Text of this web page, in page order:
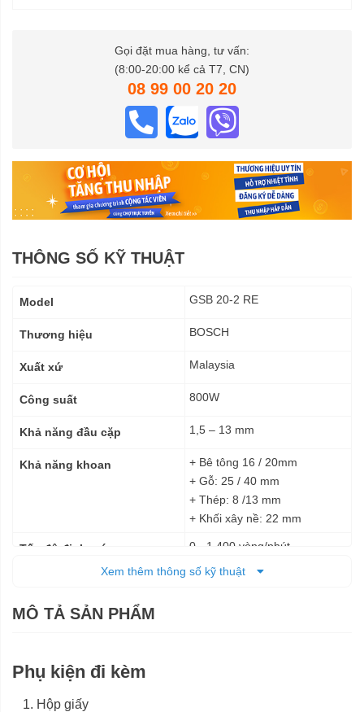
Gọi đặt mua hàng, tư vấn:
(8:00-20:00 kể cả T7, CN)
08 99 00 20 20
THÔNG SỐ KỸ THUẬT
kỹ
Model GSB 20-2 RE
Thương hiệu BOSCH
Xuất xứ Malaysia
Công suất 800W
Khả năng đầu cặp 1,5 – 13 mm
Khả năng khoan
+ Bê tông 16 / 20mm
+ Gỗ: 25 / 40 mm
+ Thép: 8 /13 mm
+ Khối xây nề: 22 mm
Tốc độ định mức 0 - 1.400 vòng/phút
+ Cấp số 1: 0 - 1.100
Mô-men xoắn định mức
Xem thêm thông số kỹ thuật
MÔ TẢ SẢN PHẨM
Phụ kiện đi kèm
Hộp giấy